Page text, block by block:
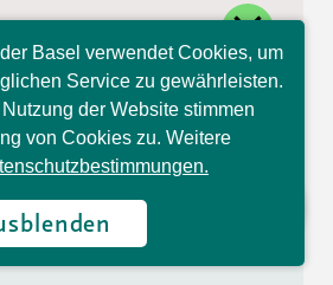
15, Basel
Basel verwendet Cookies, um
Service zu gewährleisten.
der Website stimmen
von Cookies zu. Weitere
Hallo, ich bin Sophia und
beantworte gerne Ihre
Fragen.
close